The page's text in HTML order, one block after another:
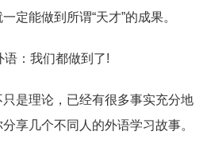
定能做到所谓“天才”的成果。
：我们都做到了!
只是理论，已经有很多事实充分地
享几个不同人的外语学习故事。